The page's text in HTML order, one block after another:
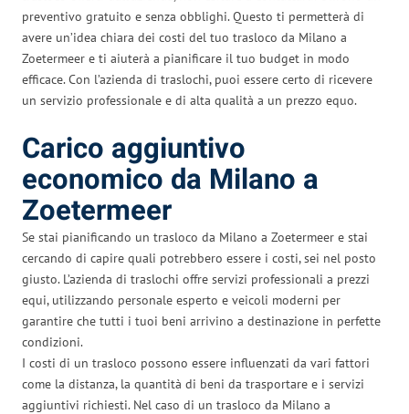
preventivo gratuito e senza obblighi. Questo ti permetterà di
avere un’idea chiara dei costi del tuo trasloco da Milano a
Zoetermeer e ti aiuterà a pianificare il tuo budget in modo
efficace. Con l’azienda di traslochi, puoi essere certo di ricevere
un servizio professionale e di alta qualità a un prezzo equo.
Carico aggiuntivo
economico da Milano a
Zoetermeer
Se stai pianificando un trasloco da Milano a Zoetermeer e stai
cercando di capire quali potrebbero essere i costi, sei nel posto
giusto. L’azienda di traslochi offre servizi professionali a prezzi
equi, utilizzando personale esperto e veicoli moderni per
garantire che tutti i tuoi beni arrivino a destinazione in perfette
condizioni.
I costi di un trasloco possono essere influenzati da vari fattori
come la distanza, la quantità di beni da trasportare e i servizi
aggiuntivi richiesti. Nel caso di un trasloco da Milano a